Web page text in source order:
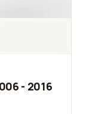
- 2016